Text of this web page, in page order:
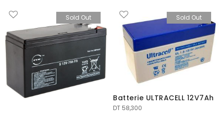
Sold Out Sold Out
Batterie ULTRACELL 12V7Ah
DT 58,300